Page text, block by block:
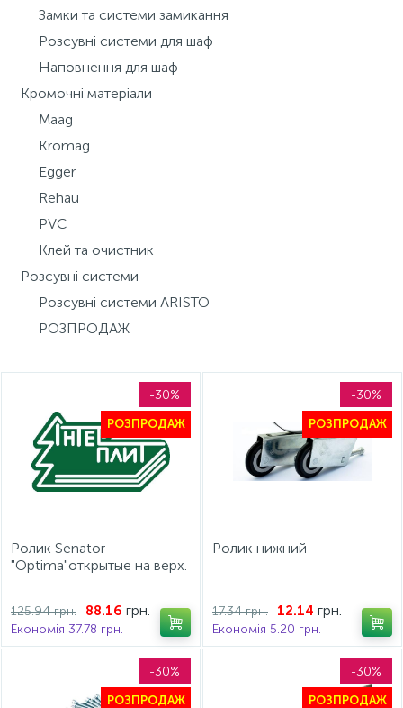
Замки та системи замикання
Розсувні системи для шаф
Наповнення для шаф
Кромочні матеріали
Maag
Kromag
Egger
Rehau
PVC
Клей та очистник
Розсувні системи
Розсувні системи ARISTO
РОЗПРОДАЖ
-30%
РОЗПРОДАЖ
Ролик Senator
"Optima"открытые на верх.
88.16 грн.
125.94 грн.
Економія 37.78 грн.
-30%
РОЗПРОДАЖ
Ролик нижний
12.14 грн.
17.34 грн.
Економія 5.20 грн.
-30%
РОЗПРОДАЖ
-30%
РОЗПРОДАЖ
Інструмент та витратні матеріали
Кухонна техніка
Меблі
Фурнітура для ліжок